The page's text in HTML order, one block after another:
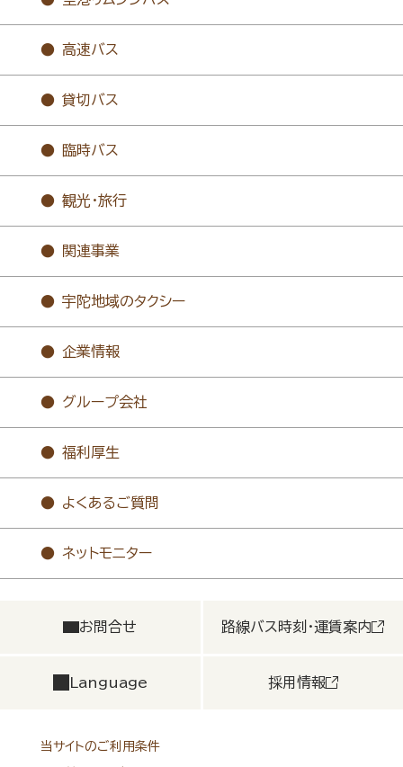
高速バス
貸切バス
臨時バス
観光・旅行
関連事業
宇陀地域のタクシー
企業情報
グループ会社
福利厚生
よくあるご質問
ネットモニター
お問合せ 路線バス時刻・運賃案内
Language 採用情報
当サイトのご利用条件